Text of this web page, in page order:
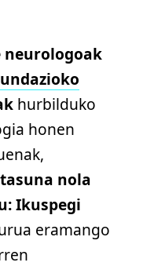
neurologoak
hurbilduko
honen
nola
Ikuspegi
eramango